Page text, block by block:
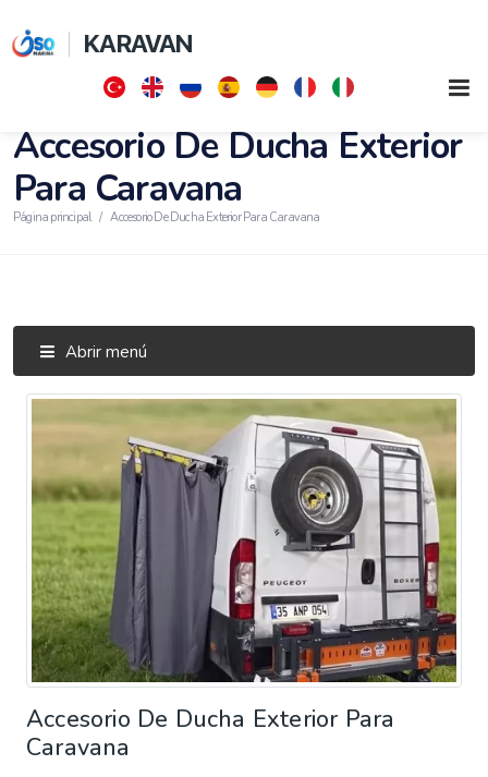
KARAVAN
Accesorio De Ducha Exterior
Para Caravana
Página principal Accesorio De Ducha Exterior Para Caravana
Abrir menú
Accesorio De Ducha Exterior Para
Caravana